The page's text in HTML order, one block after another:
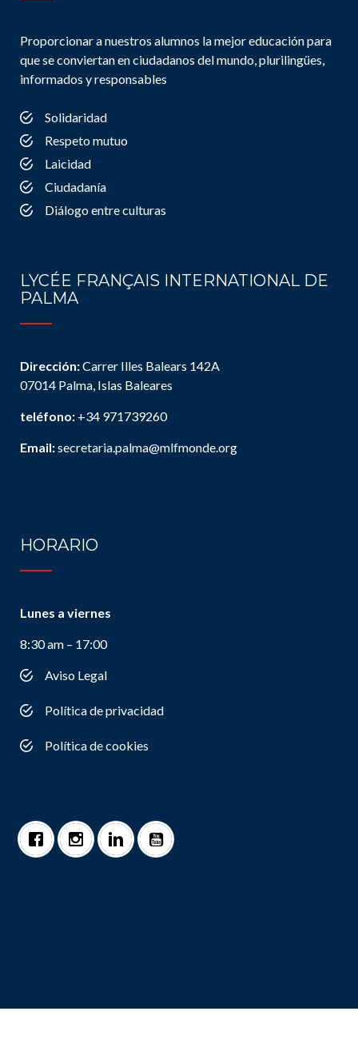
Proporcionar a nuestros alumnos la mejor educación para
que se conviertan en ciudadanos del mundo, plurilingües,
informados y responsables
Solidaridad
Respeto mutuo
Laicidad
Ciudadanía
Diálogo entre culturas
LYCÉE FRANÇAIS INTERNATIONAL DE
PALMA
Dirección:Carrer Illes Balears 142A
07014 Palma, Islas Baleares
teléfono: +34 971739260
Email:secretaria.palma@mlfmonde.org
HORARIO
Lunes a viernes
8:30 am – 17:00
Aviso Legal
Política de privacidad
Política de cookies